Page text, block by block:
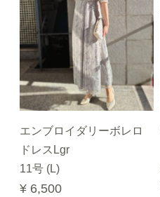
エンブロイダリーボレロ
ドレスLgr
11号 (L)
¥ 6,500